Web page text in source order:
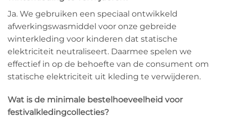
Ja. We gebruiken een speciaal ontwikkeld
afwerkingswasmiddel voor onze gebreide
winterkleding voor kinderen dat statische
elektriciteit neutraliseert. Daarmee spelen we
effectief in op de behoefte van de consument om
statische elektriciteit uit kleding te verwijderen.
Wat is de minimale bestelhoeveelheid voor
festivalkledingcollecties?